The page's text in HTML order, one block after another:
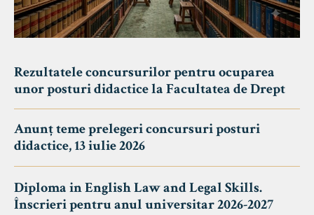
Rezultatele concursurilor pentru ocuparea
unor posturi didactice la Facultatea de Drept
Anunț teme prelegeri concursuri posturi
didactice, 13 iulie 2026
Diploma in English Law and Legal Skills.
Înscrieri pentru anul universitar 2026-2027